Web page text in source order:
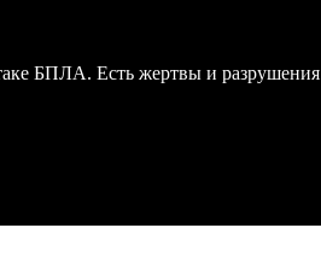
БПЛА. Есть жертвы и разрушения